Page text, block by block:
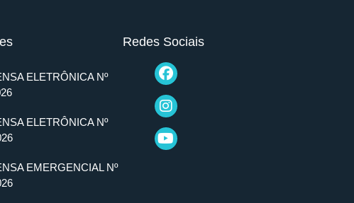
ELETRÔNICA Nº
ELETRÔNICA Nº
EMERGENCIAL Nº
Redes Sociais